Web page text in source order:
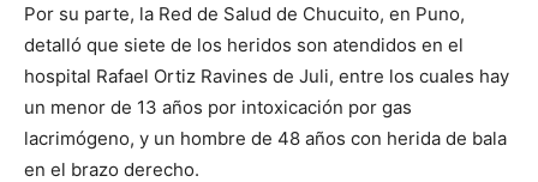
Por su parte, la Red de Salud de Chucuito, en Puno,
detalló que siete de los heridos son atendidos en el
hospital Rafael Ortiz Ravines de Juli, entre los cuales hay
un menor de 13 años por intoxicación por gas
lacrimógeno, y un hombre de 48 años con herida de bala
en el brazo derecho.